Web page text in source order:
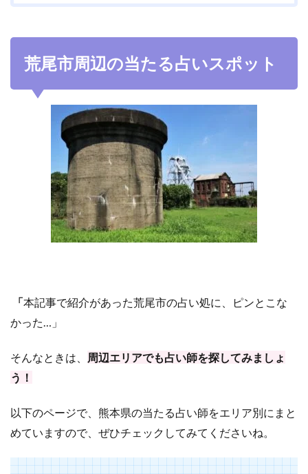
荒尾市周辺の当たる占いスポット
「本記事で紹介があった荒尾市の占い処に、ピンとこな
かった…」
そんなときは、
周辺エリアでも占い師を探してみましょ
う！
以下のページで、熊本県の当たる占い師をエリア別にまと
めていますので、ぜひチェックしてみてくださいね。